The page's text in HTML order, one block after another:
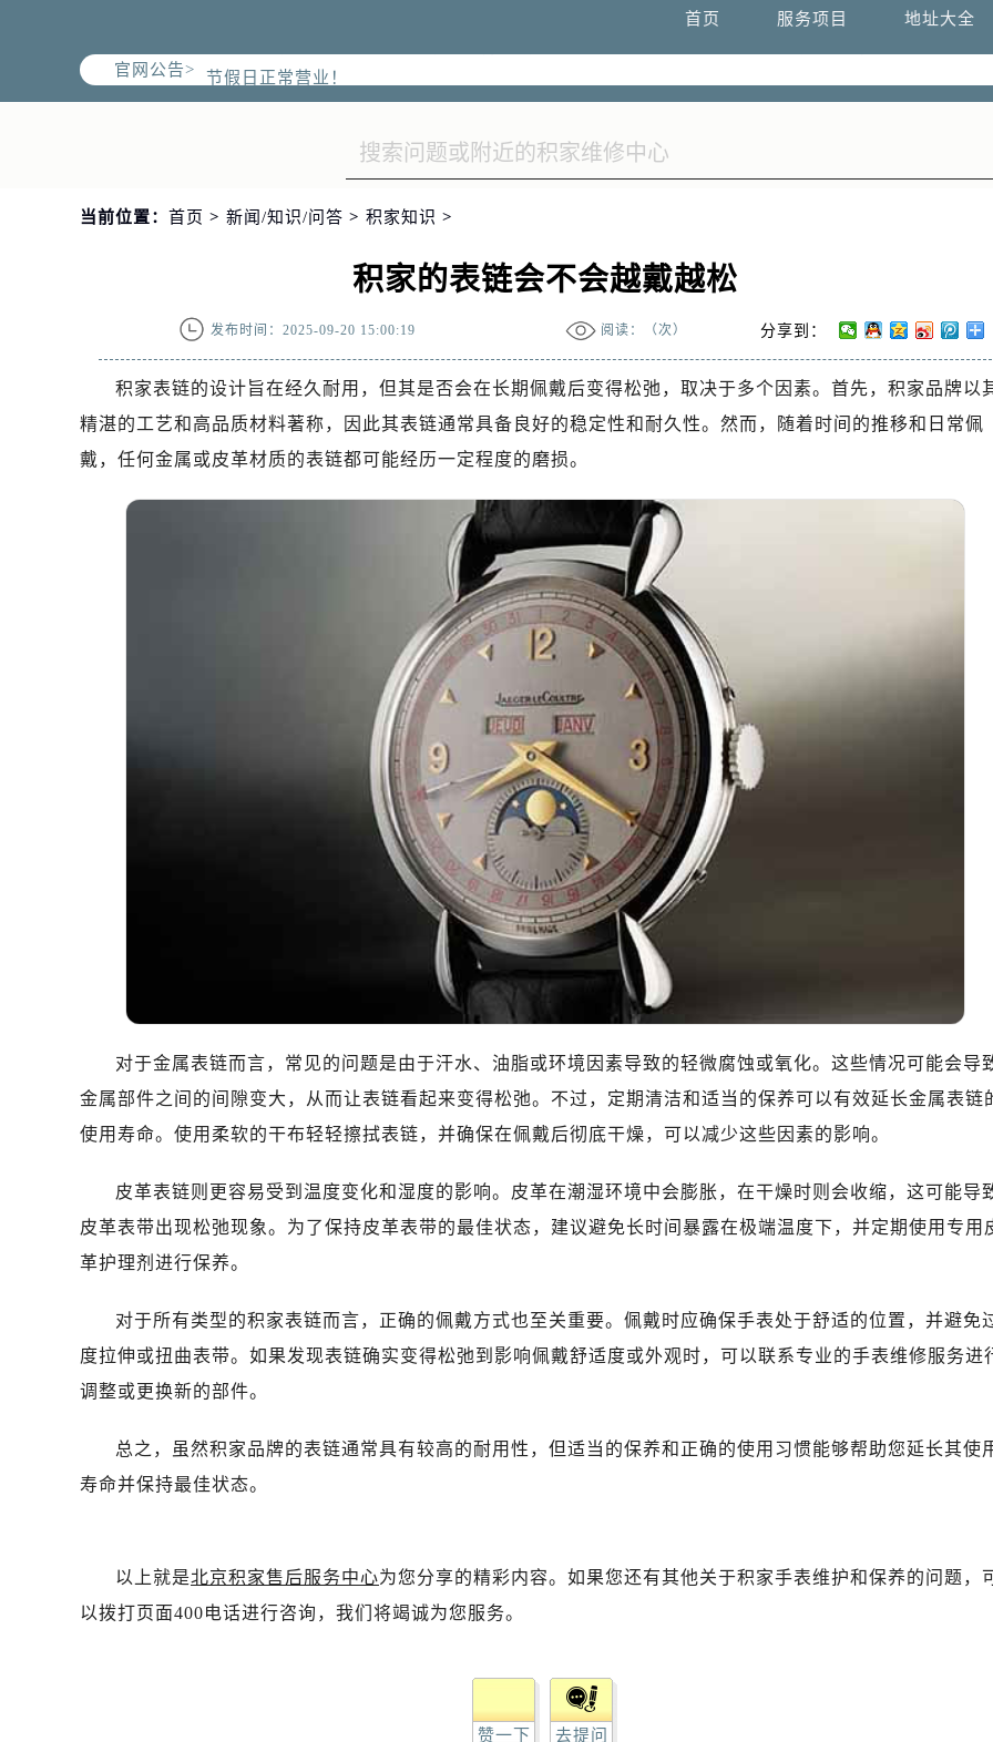
首页 服务项目 地址大全
官网公告>
北京市朝阳区建国门外大街甲6号华熙国际中心D座11层1102室售后服务中心（需提前预约）
节假日正常营业！
当前位置： 首页 > 新闻/知识/问答 > 积家知识 >
积家的表链会不会越戴越松
发布时间：2025-09-20 15:00:19 阅读：（次） 分享到：
积家表链的设计旨在经久耐用，但其是否会在长期佩戴后变得松弛，取决于多个因素。首先，积家品牌以
精湛的工艺和高品质材料著称，因此其表链通常具备良好的稳定性和耐久性。然而，随着时间的推移和日常佩
戴，任何金属或皮革材质的表链都可能经历一定程度的磨损。
对于金属表链而言，常见的问题是由于汗水、油脂或环境因素导致的轻微腐蚀或氧化。这些情况可能会导
金属部件之间的间隙变大，从而让表链看起来变得松弛。不过，定期清洁和适当的保养可以有效延长金属表链
使用寿命。使用柔软的干布轻轻擦拭表链，并确保在佩戴后彻底干燥，可以减少这些因素的影响。
皮革表链则更容易受到温度变化和湿度的影响。皮革在潮湿环境中会膨胀，在干燥时则会收缩，这可能导
皮革表带出现松弛现象。为了保持皮革表带的最佳状态，建议避免长时间暴露在极端温度下，并定期使用专用
革护理剂进行保养。
对于所有类型的积家表链而言，正确的佩戴方式也至关重要。佩戴时应确保手表处于舒适的位置，并避免
度拉伸或扭曲表带。如果发现表链确实变得松弛到影响佩戴舒适度或外观时，可以联系专业的手表维修服务进
调整或更换新的部件。
总之，虽然积家品牌的表链通常具有较高的耐用性，但适当的保养和正确的使用习惯能够帮助您延长其使
寿命并保持最佳状态。
以上就是北京积家售后服务中心为您分享的精彩内容。如果您还有其他关于积家手表维护和保养的问题，
以拨打页面400电话进行咨询，我们将竭诚为您服务。
赞一下 去提问